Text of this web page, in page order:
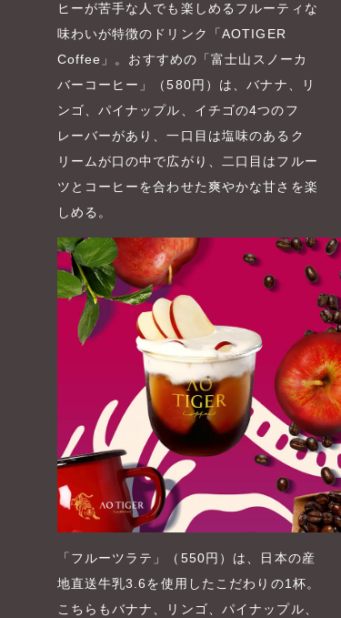
ヒーが苦手な人でも楽しめるフルーティな
味わいが特徴のドリンク「AOTIGER
Coffee」。おすすめの「富士山スノーカ
バーコーヒー」（580円）は、バナナ、リ
ンゴ、パイナップル、イチゴの4つのフ
レーバーがあり、一口目は塩味のあるク
リームが口の中で広がり、二口目はフルー
ツとコーヒーを合わせた爽やかな甘さを楽
しめる。
「フルーツラテ」（550円）は、日本の産
地直送牛乳3.6を使用したこだわりの1杯。
こちらもバナナ、リンゴ、パイナップル、